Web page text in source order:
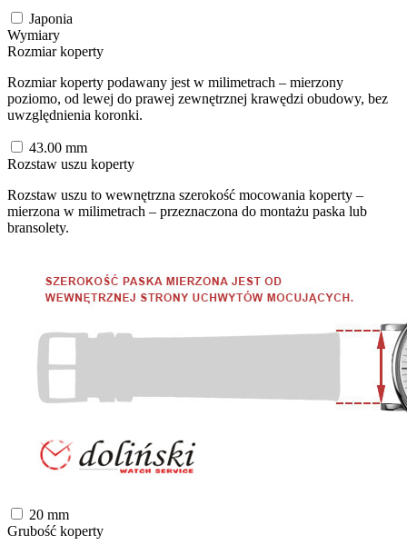
Japonia
Wymiary
Rozmiar koperty
Rozmiar koperty podawany jest w milimetrach – mierzony
poziomo, od lewej do prawej zewnętrznej krawędzi obudowy, bez
uwzględnienia koronki.
43.00 mm
Rozstaw uszu koperty
Rozstaw uszu to wewnętrzna szerokość mocowania koperty –
mierzona w milimetrach – przeznaczona do montażu paska lub
bransolety.
20 mm
Grubość koperty